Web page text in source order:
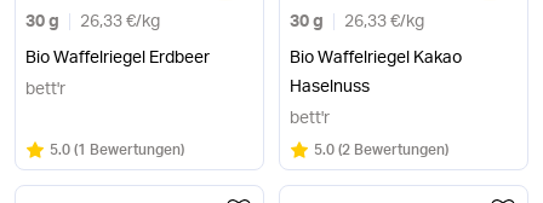
30 g 26,33 €/ kg
Bio Waffelriegel Erdbeer
bett'r
Bewertung:
5.0/5
(1 Bewertungen)
30 g 26,33 €/ kg
Bio Waffelriegel Kakao
Haselnuss
bett'r
Bewertung:
5.0/5
(2 Bewertungen)